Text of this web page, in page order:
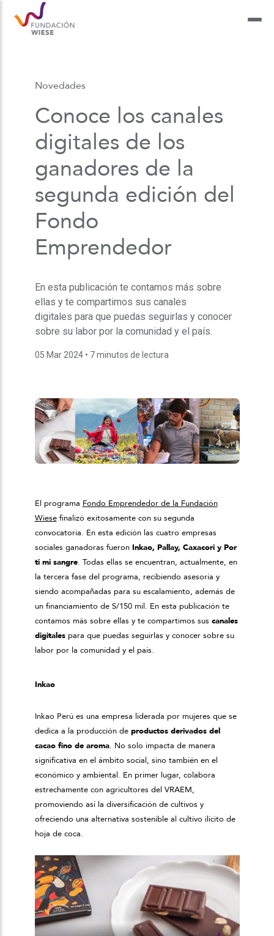
Novedades
Conoce los canales
digitales de los
ganadores de la
segunda edición del
Fondo
Emprendedor
En esta publicación te contamos más sobre
ellas y te compartimos sus canales
digitales para que puedas seguirlas y conocer
sobre su labor por la comunidad y el país.
05 Mar 2024 • 7 minutos de lectura
El programa Fondo Emprendedor de la Fundación
Wiesefinalizó exitosamente con su segunda
convocatoria. En esta edición las cuatro empresas
sociales ganadoras fueron Inkao, Pallay, Caxacori y Por
ti mi sangre. Todas ellas se encuentran, actualmente, en
la tercera fase del programa, recibiendo asesoría y
siendo acompañadas para su escalamiento, además de
un financiamiento de S/150 mil. En esta publicación te
contamos más sobre ellas y te compartimos sus canales
digitalespara que puedas seguirlas y conocer sobre su
labor por la comunidad y el país.
Inkao
Inkao Perú es una empresa liderada por mujeres que se
dedica a la producción de productos derivados del
cacao fino de aroma. No solo impacta de manera
significativa en el ámbito social, sino también en el
económico y ambiental. En primer lugar, colabora
estrechamente con agricultores del VRAEM,
promoviendo así la diversificación de cultivos y
ofreciendo una alternativa sostenible al cultivo ilícito de
hoja de coca.